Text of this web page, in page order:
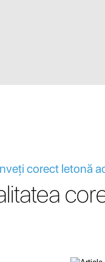
corect letonă